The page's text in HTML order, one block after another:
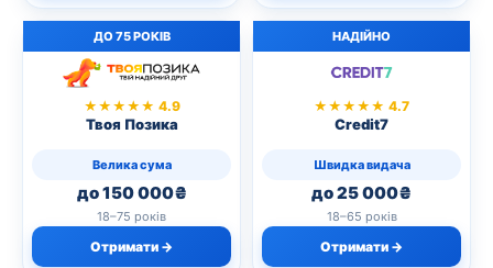
ДО 75 РОКІВ
★★★★★ 4.9
Твоя Позика
Велика сума
до 150 000₴
18–75 років
Отримати →
НАДІЙНО
★★★★★ 4.7
Credit7
Швидка видача
до 25 000₴
18–65 років
Отримати →